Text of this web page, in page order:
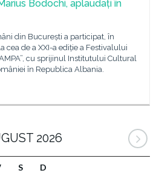
Bodochi, aplaudați în
din București a participat, în
cea de a XXI-a ediție a Festivalului
cu sprijinul Institutului Cultural
în Republica Albania.
2026
S D